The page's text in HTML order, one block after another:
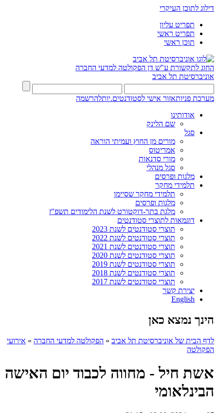
דילוג לתוכן העיקרי
תפריט עליון
תפריט ראשי
תוכן ראשי
החוג לתקשורת ע"ש דן הפקולטה למדעי החברה
אוניברסיטת תל אביב
מערכת פניותאזור אישי לסטודנטים.יותלהרשמה
אודותינו
שם הלינק
סגל
מורים מן החוץ ועמיתי הוראה
אמריטוס
מורי סדנאות
סגל מנהלי
מלגות ופרסים
תלמידי מחקר
תלמידי מחקר שסיימו
מלגות ופרסים
מלגת בתר-דוקטורט לשנת הלימודים תשפ"ז
דוגמאות לתוצרי סטודנטים
תוצרי סטודנטים לשנת 2023
תוצרי סטודנטים לשנת 2022
תוצרי סטודנטים לשנת 2021
תוצרי סטודנטים לשנת 2020
תוצרי סטודנטים לשנת 2019
תוצרי סטודנטים לשנת 2018
תוצרי סטודנטים לשנת 2017
יצירת קשר
English
הינך נמצא כאן
לדף הבית של אוניברסיטת תל אביב » הפקולטה למדעי החברה » אירועי
הפקולטה
אשת חיל - מחווה לכבוד יום האישה
הבינלאומי